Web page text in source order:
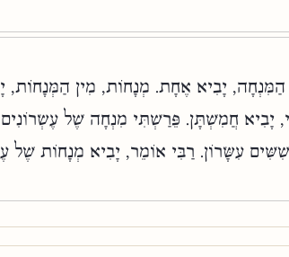
הַמִּנְחָה, יָבִיא אֶחָת. מְנָחוֹת, מִין הַמְּנָחוֹת,
יָבִיא חֲמִשְׁתָּן. פֵּרַשְׁתִּי מִנְחָה שֶׁל עֶשְׂרוֹנִים
עִשָּׂרוֹן. רַבִּי אוֹמֵר, יָבִיא מְנָחוֹת שֶׁל